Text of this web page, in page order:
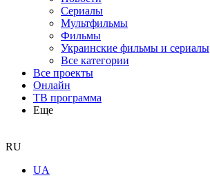
Сериалы
Мультфильмы
Фильмы
Украинские фильмы и сериалы
Все категории
Все проекты
Онлайн
ТВ программа
Еще
RU
UA